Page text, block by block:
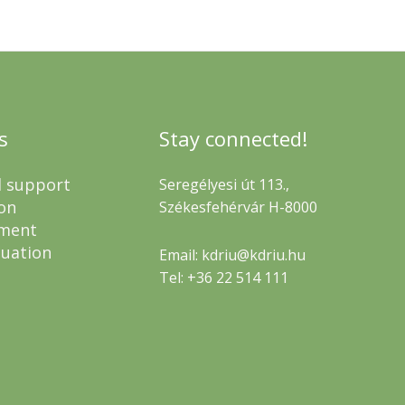
support
Stay connected!
Seregélyesi út 113.,
Székesfehérvár H-8000
Email: kdriu@kdriu.hu
Tel: +36 22 514 111